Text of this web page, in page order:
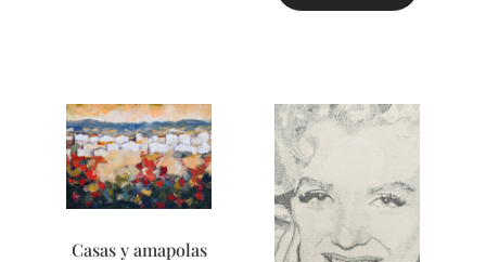
Casas y amapolas